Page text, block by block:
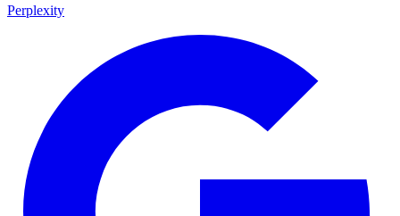
Perplexity